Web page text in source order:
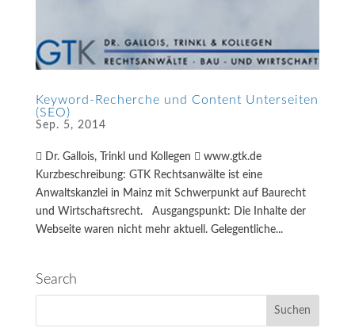
Keyword-Recherche und Content Unterseiten
(SEO)
Sep. 5, 2014
 Dr. Gallois, Trinkl und Kollegen  www.gtk.de
Kurzbeschreibung: GTK Rechtsanwälte ist eine
Anwaltskanzlei in Mainz mit Schwerpunkt auf Baurecht
und Wirtschaftsrecht. Ausgangspunkt: Die Inhalte der
Webseite waren nicht mehr aktuell. Gelegentliche...
Search